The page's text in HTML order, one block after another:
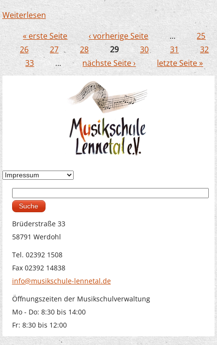
Weiterlesen über Karnevalsknaller kamen gut an
Seiten
« erste Seite ‹ vorherige Seite …
25
26
27 28 29 30 31
32
33
… nächste Seite › letzte Seite »
Suchformular
Brüderstraße 33
58791 Werdohl
Tel. 02392 1508
Fax 02392 14838
info@musikschule-lennetal.de
Öffnungszeiten der Musikschulverwaltung
Mo - Do: 8:30 bis 14:00
Fr: 8:30 bis 12:00